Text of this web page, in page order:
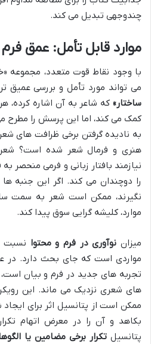
چندوجهی تبدیل می کند.
موارد قابل تأمل: عمق
با وجود نقاط قوت متعدد، مجموعه
می تواند مورد تأمل و بررسی عمیق
ساختار» که شاعر به آن اشاره کرده،
کمک می کند، اما این پرسش را مطرح
به نادیده گرفتن برخی ظرافت های
هنری و فرمال شعر شده است؟ شعر،
نیازمند بافتار زبانی و فرمی منحصر
را دوچندان می کند. اگر این جنبه
نگیرند، ممکن است شعر به سمت
موارد، کلیشه گرایی سوق پیدا کند.
میزان نوآوری در فرم و محتوا نسبت
مواردی است که جای بحث دارد. در
تجربه های جدید در فرم و بیان
های شعری نزدیک می ماند. این
ممکن است از پتانسیل اثر برای
بکاهد و آن را در معرض اتهام
پتانسیل تکرار برخی مضامین یا